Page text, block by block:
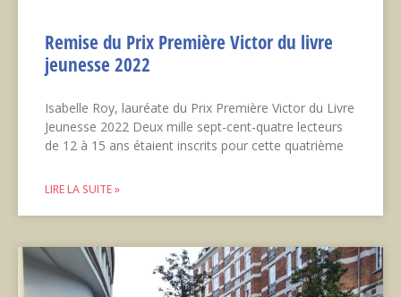
Remise du Prix Première Victor du livre
jeunesse 2022
Isabelle Roy, lauréate du Prix Première Victor du Livre
Jeunesse 2022 Deux mille sept-cent-quatre lecteurs
de 12 à 15 ans étaient inscrits pour cette quatrième
LIRE LA SUITE »